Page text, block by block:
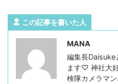
この記事を書いた人
MANA
編集長Daisuke
ます♡ 神社大
検隊カメラマ